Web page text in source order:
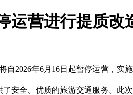
运营进行提质改
年6月16日起暂停运营，实
全、优质的旅游交通服务。此